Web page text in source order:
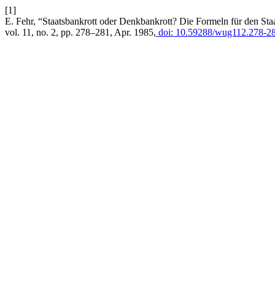
[1]
E. Fehr, “Staatsbankrott oder Denkbankrott? Die Formeln für den
vol. 11, no. 2, pp. 278–281, Apr. 1985, doi: 10.59288/wug112.278-